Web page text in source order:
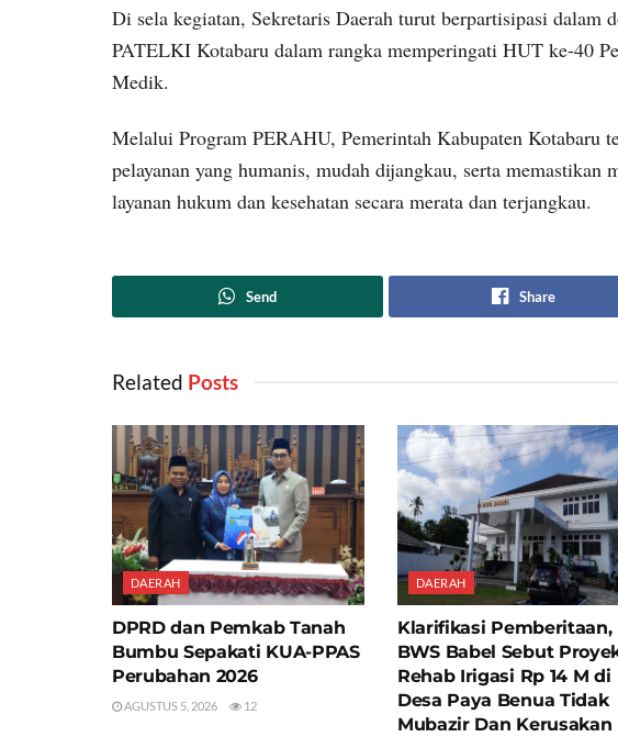
Di sela kegiatan, Sekretaris Daerah turut berpartisipasi dalam
PATELKI Kotabaru dalam rangka memperingati HUT ke-40
Medik.
Melalui Program PERAHU, Pemerintah Kabupaten Kotabaru
pelayanan yang humanis, mudah dijangkau, serta memastikan
layanan hukum dan kesehatan secara merata dan terjangkau.
Send Share
Related ‎ Posts
DAERAH
DPRD dan Pemkab Tanah
Bumbu Sepakati KUA-PPAS
Perubahan 2026
AGUSTUS 5, 2026 12
DAERAH
Klarifikasi Pemberitaan,
BWS Babel Sebut
Rehab Irigasi Rp 14 M di
Desa Paya Benua Tidak
Mubazir Dan Kerusakan